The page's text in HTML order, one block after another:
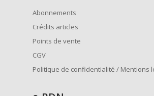
Abonnements
Crédits articles
Points de vente
CGV
Politique de confidentialité / Mentions